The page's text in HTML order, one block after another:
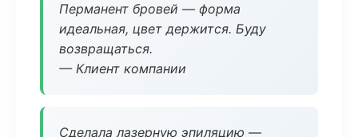
Перманент бровей — форма
идеальная, цвет держится. Буду
возвращаться.
— Клиент компании
Сделала лазерную эпиляцию —